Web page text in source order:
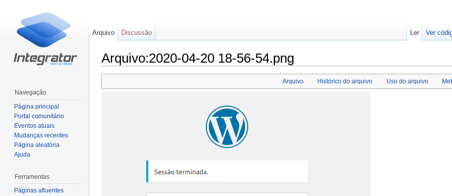
Arquivo:2020-04-20 18-56-54.png
Arquivo Histórico do arquivo Uso do arquivo
Arquivo Discussão Ler Ver
Navegação
Página principal
Portal comunitário
Eventos atuais
Mudanças recentes
Página aleatória
Ajuda
Ferramentas
Páginas afluentes